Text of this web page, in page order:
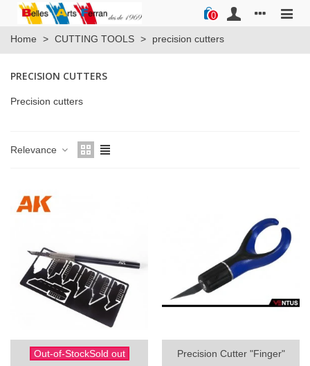
0
Home > CUTTING TOOLS > precision cutters
PRECISION CUTTERS
Precision cutters
Relevance
Out-of-StockSold out
Precision Cutter "Finger"